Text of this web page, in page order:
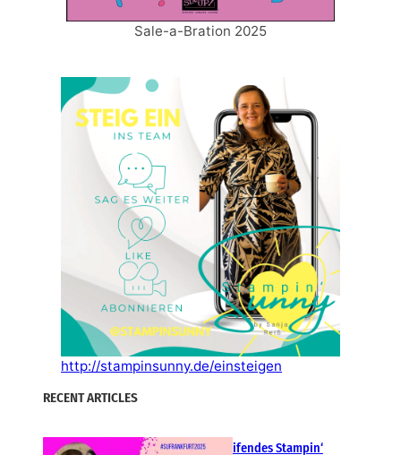
Sale-a-Bration 2025
http://stampinsunny.de/einsteigen
RECENT ARTICLES
Teamübergreifendes Stampin‘